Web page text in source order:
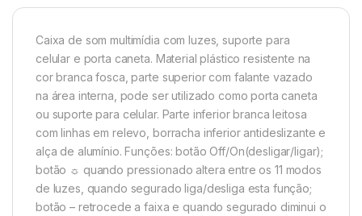
Caixa de som multimídia com luzes, suporte para
celular e porta caneta. Material plástico resistente na
cor branca fosca, parte superior com falante vazado
na área interna, pode ser utilizado como porta caneta
ou suporte para celular. Parte inferior branca leitosa
com linhas em relevo, borracha inferior antideslizante e
alça de alumínio. Funções: botão Off/On(desligar/ligar);
botão ☼ quando pressionado altera entre os 11 modos
de luzes, quando segurado liga/desliga esta função;
botão – retrocede a faixa e quando segurado diminui o